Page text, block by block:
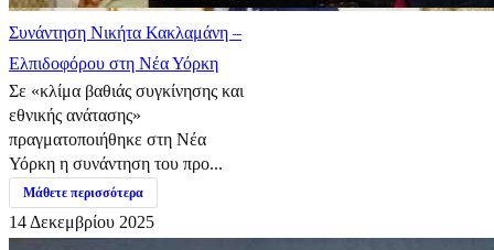
Συνάντηση Νικήτα Κακλαμάνη –
Ελπιδοφόρου στη Νέα Υόρκη
Σε «κλίμα βαθιάς συγκίνησης και
εθνικής ανάτασης»
πραγματοποιήθηκε στη Νέα
Υόρκη η συνάντηση του προ...
Μάθετε περισσότερα
14 Δεκεμβρίου 2025